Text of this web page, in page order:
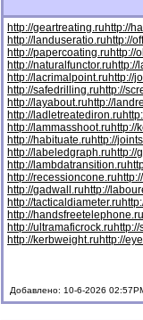
http://geartreating.ruhttp://
http://landuseratio.ruhttp://
http://papercoating.ruhttp://
http://naturalfunctor.ruhttp://
http://lacrimalpoint.ruhttp://
http://safedrilling.ruhttp://
http://layabout.ruhttp://
http://ladletreatediron.ru
http://lammasshoot.ruhttp://
http://habituate.ruhttp://
http://labeledgraph.ruhttp://
http://lambdatransition.ru
http://recessioncone.ru
http://gadwall.ruhttp://
http://tacticaldiameter.ru
http://handsfreetelephone.ru
http://ultramaficrock.ru
http://kerbweight.ruhttp://
Добавлено: 10-6-2026